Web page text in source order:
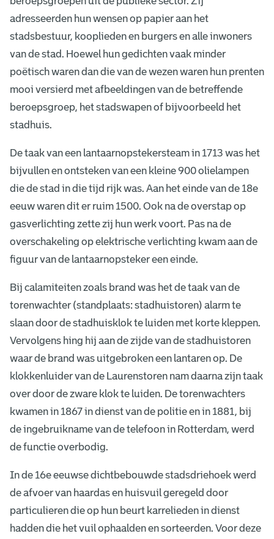
adresseerden hun wensen op papier aan het
stadsbestuur, kooplieden en burgers en alle inwoners
van de stad. Hoewel hun gedichten vaak minder
poëtisch waren dan die van de wezen waren hun prenten
mooi versierd met afbeeldingen van de betreffende
beroepsgroep, het stadswapen of bijvoorbeeld het
stadhuis.
De taak van een lantaarnopstekersteam in 1713 was het
bijvullen en ontsteken van een kleine 900 olielampen
die de stad in die tijd rijk was. Aan het einde van de 18e
eeuw waren dit er ruim 1500. Ook na de overstap op
gasverlichting zette zij hun werk voort. Pas na de
overschakeling op elektrische verlichting kwam aan de
figuur van de lantaarnopsteker een einde.
Bij calamiteiten zoals brand was het de taak van de
torenwachter (standplaats: stadhuistoren) alarm te
slaan door de stadhuisklok te luiden met korte kleppen.
Vervolgens hing hij aan de zijde van de stadhuistoren
waar de brand was uitgebroken een lantaren op. De
klokkenluider van de Laurenstoren nam daarna zijn taak
over door de zware klok te luiden. De torenwachters
kwamen in 1867 in dienst van de politie en in 1881, bij
de ingebruikname van de telefoon in Rotterdam, werd
de functie overbodig.
In de 16e eeuwse dichtbebouwde stadsdriehoek werd
de afvoer van haardas en huisvuil geregeld door
particulieren die op hun beurt karrelieden in dienst
hadden die het vuil ophaalden en sorteerden. Voor deze